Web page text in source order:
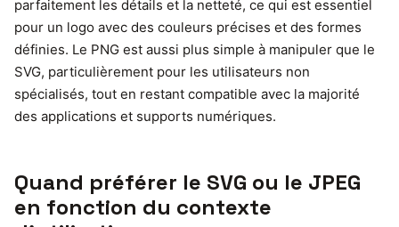
parfaitement les détails et la netteté, ce qui est essentiel
pour un logo avec des couleurs précises et des formes
définies. Le PNG est aussi plus simple à manipuler que le
SVG, particulièrement pour les utilisateurs non
spécialisés, tout en restant compatible avec la majorité
des applications et supports numériques.
Quand préférer le SVG ou le JPEG
en fonction du contexte